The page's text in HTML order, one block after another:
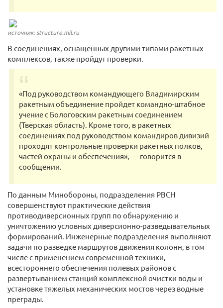
источник: structure.mil.ru
В соединениях, оснащенных другими типами ракетных
комплексов, также пройдут проверки.
«Под руководством командующего Владимирским
ракетным объединение пройдет командно-штабное
учение с Бологовским ракетным соединением
(Тверская область). Кроме того, в ракетных
соединениях под руководством командиров дивизий
проходят контрольные проверки ракетных полков,
частей охраны и обеспечения», — говорится в
сообщении.
По данным Минобороны, подразделения РВСН
совершенствуют практические действия
противодиверсионных групп по обнаружению и
уничтожению условных диверсионно-разведывательных
формирований. Инженерные подразделения выполняют
задачи по разведке маршрутов движения колонн, в том
числе с применением современной техники,
всестороннего обеспечения полевых районов с
развертыванием станций комплексной очистки воды и
установке тяжелых механических мостов через водные
преграды.